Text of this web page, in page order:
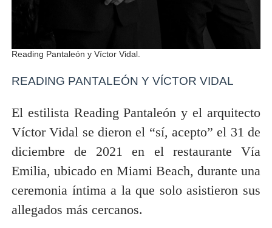
Reading Pantaleón y Víctor Vidal.
READING PANTALEÓN Y VÍCTOR VIDAL
El estilista Reading Pantaleón y el arquitecto
Víctor Vidal se dieron el “sí, acepto” el 31 de
diciembre de 2021 en el restaurante Vía
Emilia, ubicado en Miami Beach, durante una
ceremonia íntima a la que solo asistieron sus
allegados más cercanos.